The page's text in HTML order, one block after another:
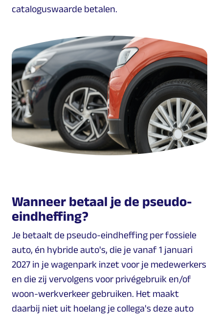
cataloguswaarde betalen.
Wanneer betaal je de pseudo-
eindheffing?
Je betaalt de pseudo-eindheffing per fossiele
auto, én hybride auto's, die je vanaf 1 januari
2027 in je wagenpark inzet voor je medewerkers
en die zij vervolgens voor privégebruik en/of
woon-werkverkeer gebruiken. Het maakt
daarbij niet uit hoelang je collega's deze auto